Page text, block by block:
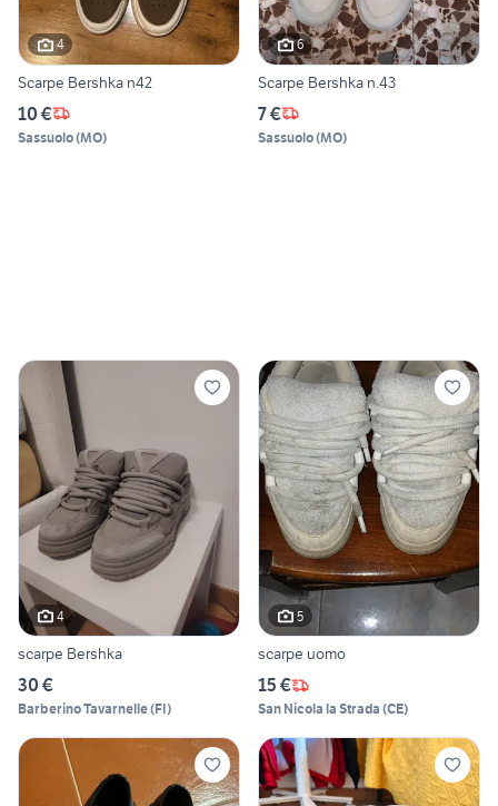
4
Scarpe Bershka n42
10 €
Sassuolo(MO)
6
Scarpe Bershka n.43
7 €
Sassuolo(MO)
4
scarpe Bershka
30 €
Barberino Tavarnelle(FI)
5
scarpe uomo
15 €
San Nicola la Strada (CE)